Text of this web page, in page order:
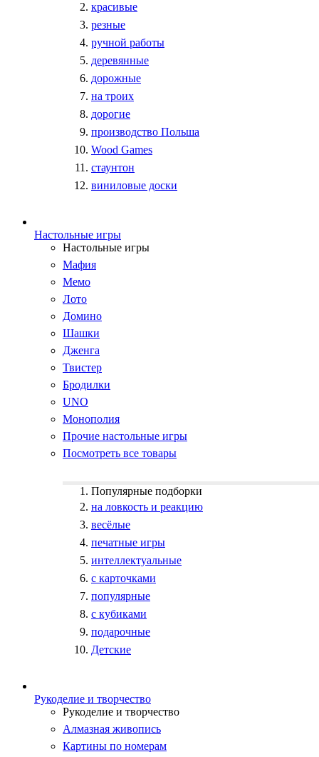
красивые
резные
ручной работы
деревянные
дорожные
на троих
дорогие
производство Польша
Wood Games
стаунтон
виниловые доски
Настольные игры
Настольные игры
Мафия
Мемо
Лото
Домино
Шашки
Дженга
Твистер
Бродилки
UNO
Монополия
Прочие настольные игры
Посмотреть все товары
Популярные подборки
на ловкость и реакцию
весёлые
печатные игры
интеллектуальные
с карточками
популярные
с кубиками
подарочные
Детские
Рукоделие и творчество
Рукоделие и творчество
Алмазная живопись
Картины по номерам